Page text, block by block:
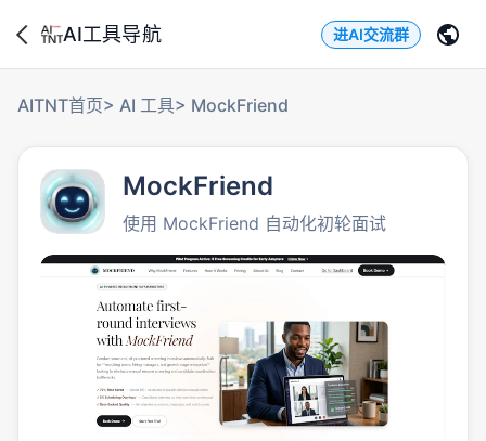
AI工具导航 进AI交流群
AITNT首页> AI 工具> MockFriend
MockFriend
使用 MockFriend 自动化初轮面试